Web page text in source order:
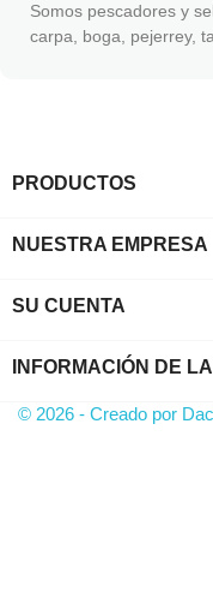
Somos pescadores y
carpa, boga, pejerrey,
PRODUCTOS
NUESTRA EMPRESA
SU CUENTA
INFORMACIÓN DE
© 2026 - Creado por